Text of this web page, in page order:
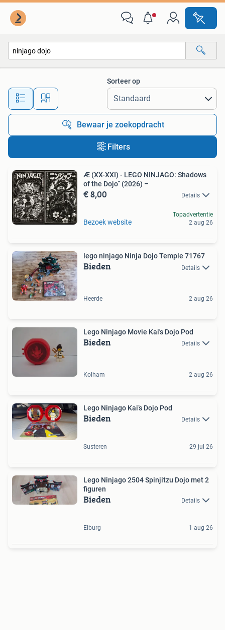
Alle afstanden…
Sorteer op
Bewaar je zoekopdracht
Filters
Æ (XX-XXI) - LEGO NINJAGO: Shadows
of the Dojo” (2026) –
€ 8,00 Details
Bezoek website
Topadvertentie
2 aug 26
lego ninjago Ninja Dojo Temple 71767
Bieden Details
Heerde 2 aug 26
Lego Ninjago Movie Kai's Dojo Pod
Bieden Details
Kolham 2 aug 26
Lego Ninjago Kai’s Dojo Pod
Bieden Details
Susteren 29 jul 26
Lego Ninjago 2504 Spinjitzu Dojo met 2
figuren
Bieden Details
Elburg 1 aug 26